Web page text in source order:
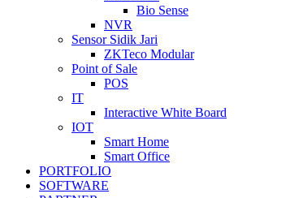
Bio Sense
NVR
Sensor Sidik Jari
ZKTeco Modular
Point of Sale
POS
IT
Interactive White Board
IOT
Smart Home
Smart Office
PORTFOLIO
SOFTWARE